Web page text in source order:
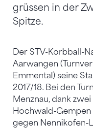
grüssen in der
Spitze.
Der STV-Korbball-
Aarwangen
Emmental) seine
2017/18. Bei den
Menznau, dank
Hochwald-
gegen Nennikofen-